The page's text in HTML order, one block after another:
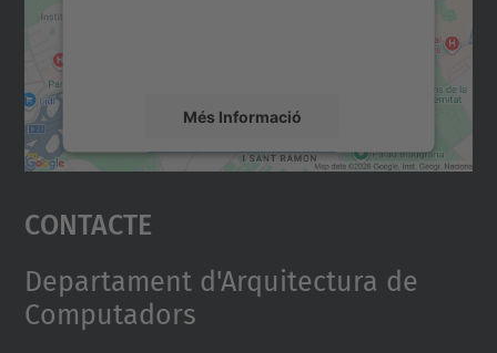
Més Informació
Accepta
powered by
Contacte
Departament d'Arquitectura de
Computadors